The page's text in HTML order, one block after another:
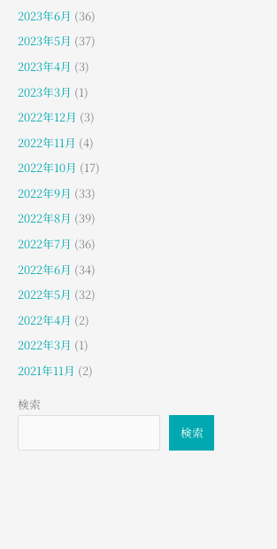
2023年6月 (36)
2023年5月 (37)
2023年4月 (3)
2023年3月 (1)
2022年12月 (3)
2022年11月 (4)
2022年10月 (17)
2022年9月 (33)
2022年8月 (39)
2022年7月 (36)
2022年6月 (34)
2022年5月 (32)
2022年4月 (2)
2022年3月 (1)
2021年11月 (2)
検索
検索